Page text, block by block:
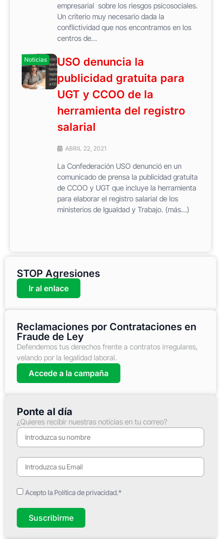
empresarial sobre los riesgos psicosociales.
Un criterio muy necesario dada la
conflictividad que nos encontramos en los
centros de...
Noticias
USO denuncia la
publicidad gratuita para
UGT y CCOO de la
herramienta del registro
salarial
ABRIL 22, 2021
La Confederación USO denunció en un
comunicado de prensa la publicidad gratuita
de CCOO y UGT que incluye la herramienta
para elaborar el registro salarial de los
ministerios de Igualdad y Trabajo. (más…)
STOP Agresiones
Ir al enlace
Reclamaciones por Contrataciones en
Fraude de Ley
Defendemos tus derechos frente a contratos irregulares,
velando por la legalidad laboral.
Accede a la campaña
Ponte al día
¿Quieres recibir nuestras noticias en tu correo?
Acepto la Política de privacidad.*
Suscribirme